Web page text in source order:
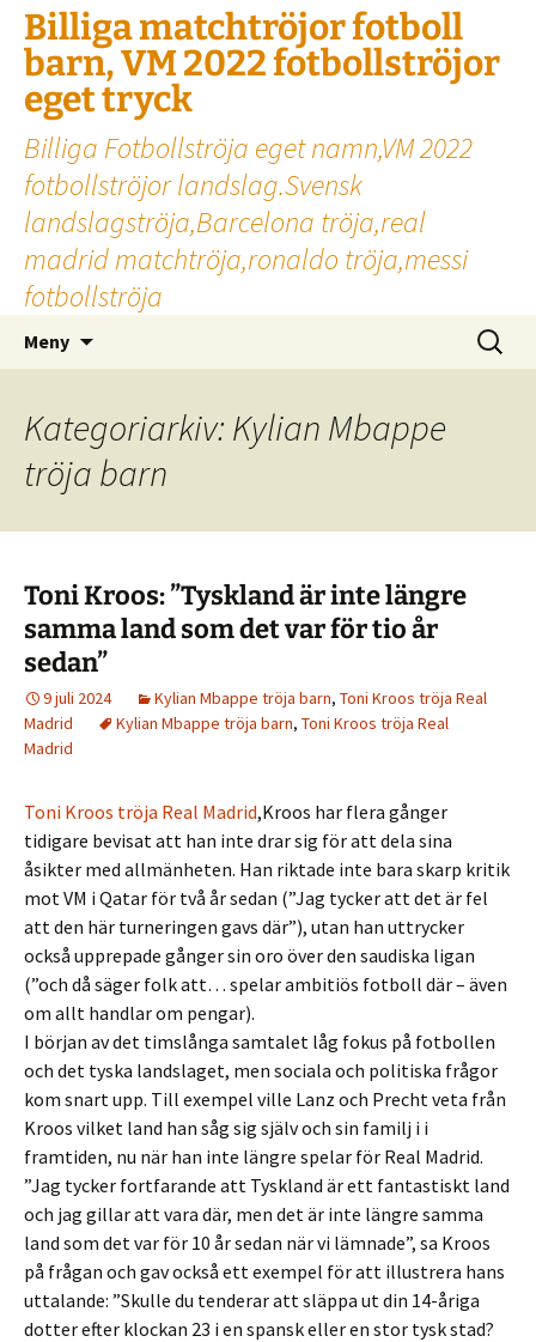
Billiga matchtröjor fotboll
barn, VM 2022 fotbollströjor
eget tryck
Billiga Fotbollströja eget namn,VM 2022
fotbollströjor landslag.Svensk
landslagströja,Barcelona tröja,real
madrid matchtröja,ronaldo tröja,messi
fotbollströja
Meny
Sök
efter:
Kategoriarkiv: Kylian Mbappe
tröja barn
Toni Kroos: ”Tyskland är inte längre
samma land som det var för tio år
sedan”
9 juli 2024 Kylian Mbappe tröja barn, Toni Kroos tröja Real
Madrid
Kylian Mbappe tröja barn, Toni Kroos tröja Real
Madrid
Toni Kroos tröja Real Madrid,Kroos har flera gånger
tidigare bevisat att han inte drar sig för att dela sina
åsikter med allmänheten. Han riktade inte bara skarp kritik
mot VM i Qatar för två år sedan (”Jag tycker att det är fel
att den här turneringen gavs där”), utan han uttrycker
också upprepade gånger sin oro över den saudiska ligan
(”och då säger folk att… spelar ambitiös fotboll där – även
om allt handlar om pengar).
I början av det timslånga samtalet låg fokus på fotbollen
och det tyska landslaget, men sociala och politiska frågor
kom snart upp. Till exempel ville Lanz och Precht veta från
Kroos vilket land han såg sig själv och sin familj i i
framtiden, nu när han inte längre spelar för Real Madrid.
”Jag tycker fortfarande att Tyskland är ett fantastiskt land
och jag gillar att vara där, men det är inte längre samma
land som det var för 10 år sedan när vi lämnade”, sa Kroos
på frågan och gav också ett exempel för att illustrera hans
uttalande: ”Skulle du tenderar att släppa ut din 14-åriga
dotter efter klockan 23 i en spansk eller en stor tysk stad?